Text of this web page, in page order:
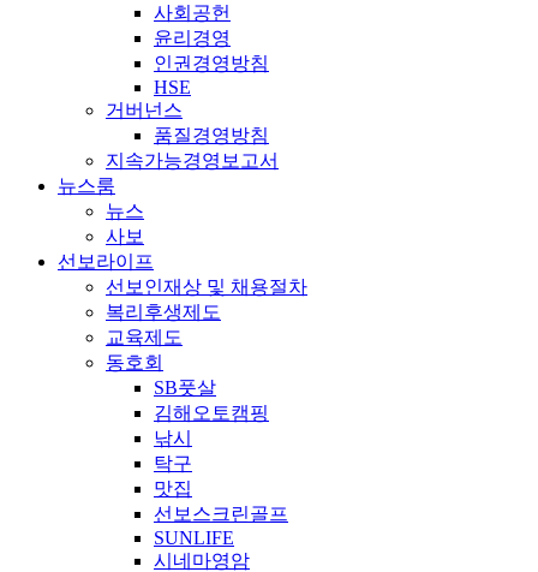
사회공헌
윤리경영
인권경영방침
HSE
거버넌스
품질경영방침
지속가능경영보고서
뉴스룸
뉴스
사보
선보라이프
선보인재상 및 채용절차
복리후생제도
교육제도
동호회
SB풋살
김해오토캠핑
낚시
탁구
맛집
선보스크린골프
SUNLIFE
시네마영암